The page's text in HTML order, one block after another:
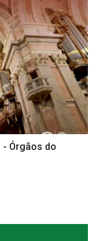
Órgãos do